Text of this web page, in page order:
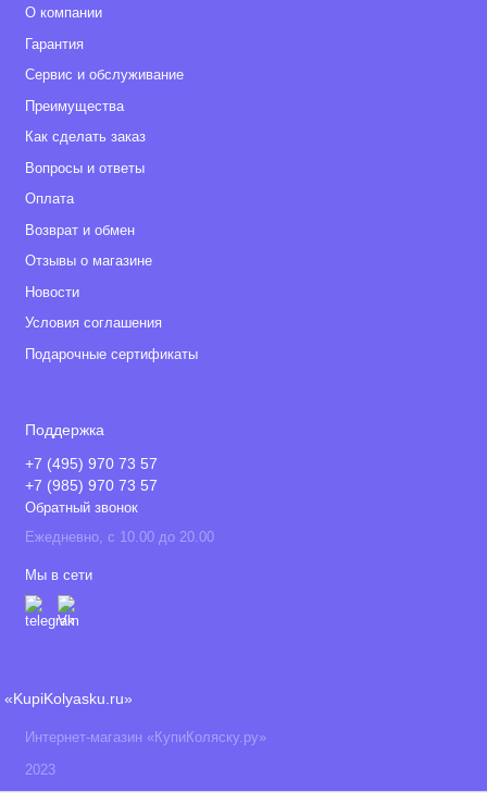
О компании
Гарантия
Сервис и обслуживание
Преимущества
Как сделать заказ
Вопросы и ответы
Оплата
Возврат и обмен
Отзывы о магазине
Новости
Условия соглашения
Подарочные сертификаты
Поддержка
+7 (495) 970 73 57
+7 (985) 970 73 57
Обратный звонок
Ежедневно, с 10.00 до 20.00
Мы в сети
«KupiKolyasku.ru»
Интернет-магазин «КупиКоляску.ру»
2023